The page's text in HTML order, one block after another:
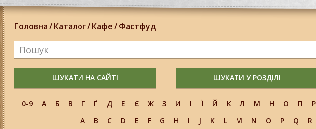
Головна/Каталог/Кафе/Фастфуд
ШУКАТИ НА САЙТІ ШУКАТИ У РОЗДІЛІ
0-9 А Б В Г Ґ Д Е Є Ж З И І Ї Й К Л М Н О П Р
A
B C D E F G H I J K L M N O P Q R